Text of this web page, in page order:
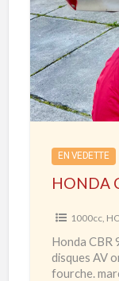
0
0
0
R
R
d
O
N
D
A
C
B
EN VEDETTE
HONDA
1000cc,
Honda CBR
disques AV
fourche.